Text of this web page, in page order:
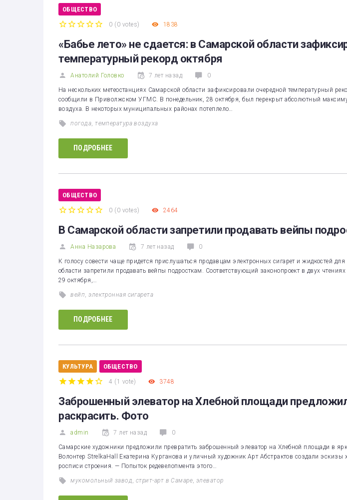
ОБЩЕСТВО
0 (0 votes) 1838
«Бабье лето» не сдается: в Самарской области
температурный рекорд октября
Анатолий Головко 7 лет назад 0
На нескольких метеостанциях Самарской области зафиксировали очередной температурный
сообщили в Приволжском УГМС. В понедельник, 28 октября, был перекрыт абсолютный
воздуха. В некоторых муниципальных районах потеплело…
погода ,температура воздуха
ПОДРОБНЕЕ
ОБЩЕСТВО
0 (0 votes) 2464
В Самарской области запретили продавать вейпы
Анна Назарова 7 лет назад 0
К голосу совести чаще придется прислушаться продавцам электронных сигарет и жидкостей
области запретили продавать вейпы подросткам. Соответствующий законопроект в двух
29 октября,…
вейп ,электронная сигарета
ПОДРОБНЕЕ
КУЛЬТУРА ОБЩЕСТВО
4 (1 vote) 3748
Заброшенный элеватор на Хлебной площади
раскрасить. Фото
admin 7 лет назад 0
Самарские художники предложили превратить заброшенный элеватор на Хлебной площади в
Волонтер StrelkaHall Екатерина Курганова и уличный художник Арт Абстрактов создали эскизы
росписи строения. — Попыток редевелопмента этого…
мукомольный завод ,стрит-арт в Самаре ,элеватор